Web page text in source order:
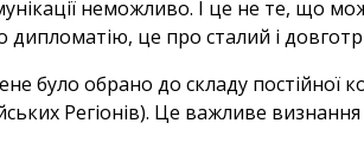
неможливо. І це не те, що
дипломатію, це про сталий і
було обрано до складу постійної
Регіонів). Це важливе